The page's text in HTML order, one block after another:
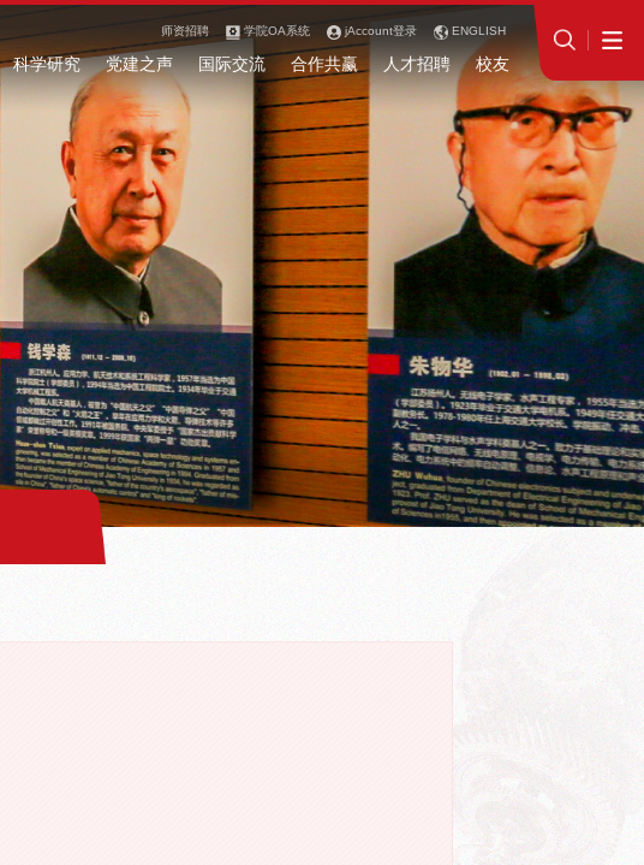
师资招聘 学院OA系统 jAccount登录 ENGLISH
科学研究 党建之声 国际交流 合作共赢 人才招聘 校友